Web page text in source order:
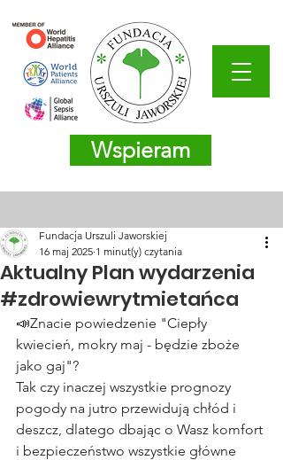
Wspieram
Aktualny Plan wydarzenia
#zdrowiewrytmietańca
Fundacja Urszuli Jaworskiej
16 maj 2025 1 minut(y) czytania
📣Znacie powiedzenie "Ciepły
kwiecień, mokry maj - będzie zboże
jako gaj"?
Tak czy inaczej wszystkie prognozy
pogody na jutro przewidują chłód i
deszcz, dlatego dbając o Wasz komfort
i bezpieczeństwo wszystkie główne